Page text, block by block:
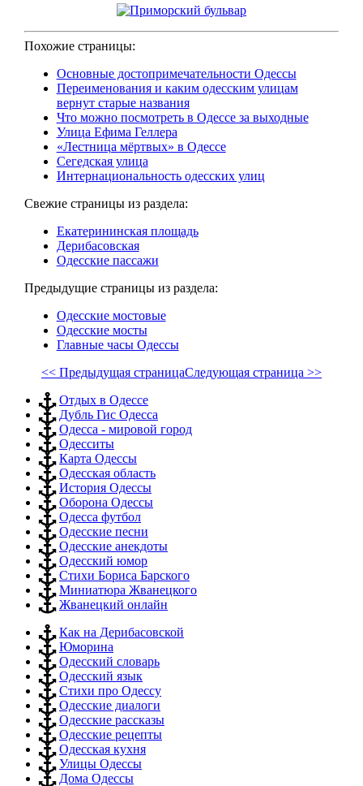
Похожие страницы:
Основные достопримечательности Одессы
Переименования и каким одесским улицам
вернут старые названия
Что можно посмотреть в Одессе за выходные
Улица Ефима Геллера
«Лестница мёртвых» в Одессе
Сегедская улица
Интернациональность одесских улиц
Свежие страницы из раздела:
Екатерининская площадь
Дерибасовская
Одесские пассажи
Предыдущие страницы из раздела:
Одесские мостовые
Одесские мосты
Главные часы Одессы
<< Предыдущая страницаСледующая страница >>
Отдых в Одессе
Дубль Гис Одесса
Одесса - мировой город
Одесситы
Карта Одессы
Одесская область
История Одессы
Оборона Одессы
Одесса футбол
Одесские песни
Одесские анекдоты
Одесский юмор
Стихи Бориса Барского
Миниатюра Жванецкого
Жванецкий онлайн
Как на Дерибасовской
Юморина
Одесский словарь
Одесский язык
Стихи про Одессу
Одесские диалоги
Одесские рассказы
Одесские рецепты
Одесская кухня
Улицы Одессы
Дома Одессы